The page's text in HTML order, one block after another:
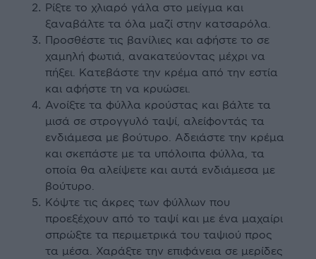
Ρίξτε το χλιαρό γάλα στο μείγμα και
ξαναβάλτε τα όλα μαζί στην κατσαρόλα.
Προσθέστε τις βανίλιες και αφήστε το σε
χαμηλή φωτιά, ανακατεύοντας μέχρι να
πήξει. Κατεβάστε την κρέμα από την εστία
και αφήστε τη να κρυώσει.
Ανοίξτε τα φύλλα κρούστας και βάλτε τα
μισά σε στρογγυλό ταψί, αλείφοντάς τα
ενδιάμεσα με βούτυρο. Αδειάστε την κρέμα
και σκεπάστε με τα υπόλοιπα φύλλα, τα
οποία θα αλείψετε και αυτά ενδιάμεσα με
βούτυρο.
Κόψτε τις άκρες των φύλλων που
προεξέχουν από το ταψί και με ένα μαχαίρι
σπρώξτε τα περιμετρικά του ταψιού προς
τα μέσα. Χαράξτε την επιφάνεια σε μερίδες